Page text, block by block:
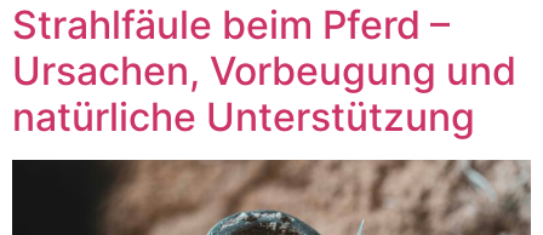
Strahlfäule beim Pferd –
Ursachen, Vorbeugung und
natürliche Unterstützung